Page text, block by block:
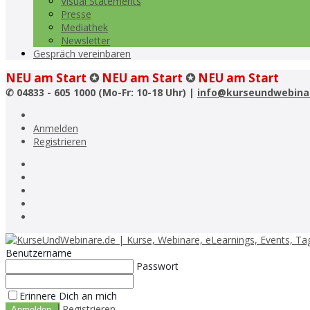
Presse
Mediathek
Newsletter
Gespräch vereinbaren
NEU am Start ✪ NEU am Start ✪ NEU am Start
✆ 04833 - 605 1000 (Mo-Fr: 10-18 Uhr) |
Anmelden
Registrieren
Benutzername
Passwort
Erinnere Dich an mich